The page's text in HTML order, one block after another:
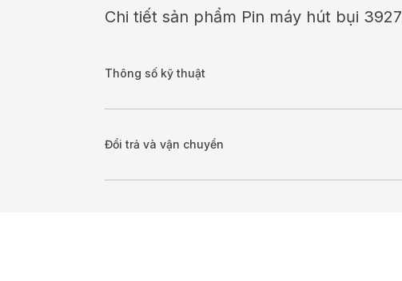
Chi tiết sản phẩm Pin máy hút bụi 3927
Thông số kỹ thuật
Đổi trả và vận chuyển